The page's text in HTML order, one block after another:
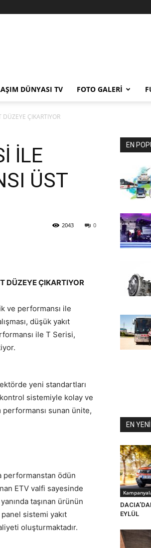
DÜNYASI TV FOTO GALERI
DÜZEYE ÇIKARTIYOR
İLE
ÜST
0
2043
DÜZEYE ÇIKARTIYOR
ve performansı ile
düşük yakıt
ile T Serisi,
yeni standartları
sistemiyle kolay ve
performansı sunan ünite,
performanstan ödün
ETV valfi sayesinde
taşınan ürünün
sistemi yakıt
oluşturmaktadır.
EN
EN
EYLÜL